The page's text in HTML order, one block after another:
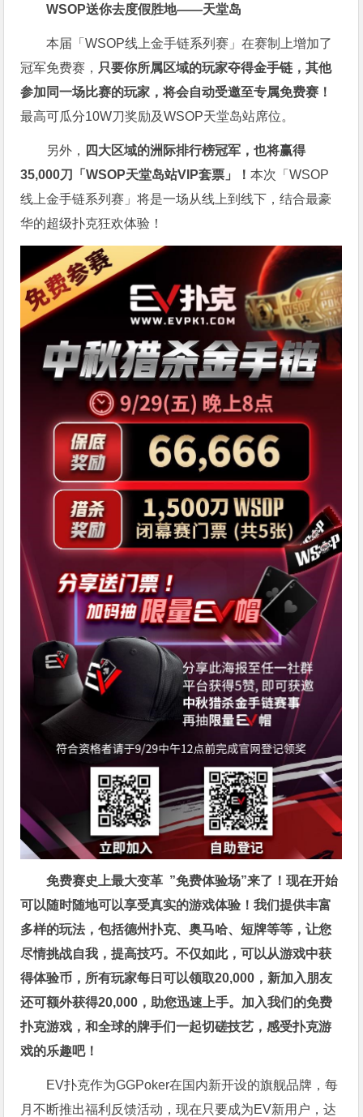
WSOP送你去度假胜地——天堂岛
本届「WSOP线上金手链系列赛」在赛制上增加了
冠军免费赛， 只要你所属区域的玩家夺得金手链，其他
参加同一场比赛的玩家，将会自动受邀至专属免费赛！
最高可瓜分10W刀奖励及WSOP天堂岛站席位。
另外， 四大区域的洲际排行榜冠军，也将赢得
35,000刀「WSOP天堂岛站VIP套票」！本次「WSOP
线上金手链系列赛」将是一场从线上到线下，结合最豪
华的超级扑克狂欢体验！
免费赛史上最大变革 ”免费体验场”来了！现在开始
可以随时随地可以享受真实的游戏体验！我们提供丰富
多样的玩法，包括德州扑克、奥马哈、短牌等等，让您
尽情挑战自我，提高技巧。不仅如此，可以从游戏中获
得体验币，所有玩家每日可以领取20,000，新加入朋友
还可额外获得20,000，助您迅速上手。 加入我们的免费
扑克游戏，和全球的牌手们一起切磋技艺，感受扑克游
戏的乐趣吧！
EV扑克作为GGPoker在国内新开设的旗舰品牌，每
月不断推出福利反馈活动，现在只要成为EV新用户，达